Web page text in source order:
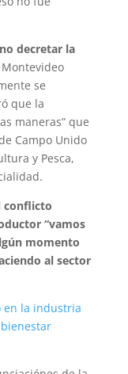
decretar la
se
que la
maneras” que
Campo Unido
y Pesca,
conflicto
“vamos
momento
al sector
en la industria